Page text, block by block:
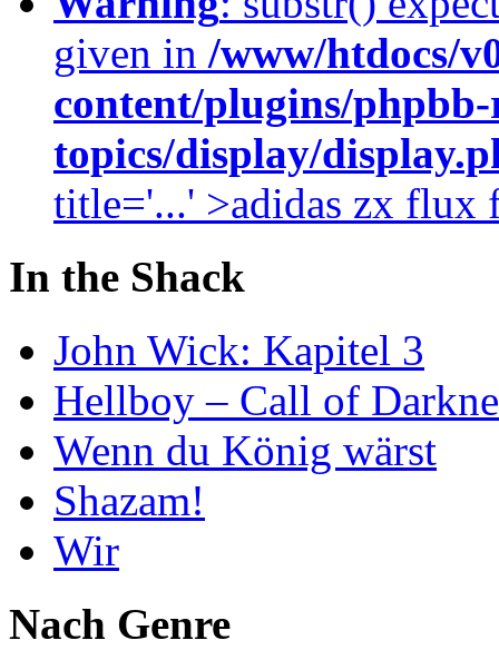
given in /www/htdocs/
content/plugins/phpbb-
topics/display/
title='...' >adidas zx flux
In the Shack
John Wick: Kapitel 3
Hellboy – Call of
Wenn du König wärst
Shazam!
Wir
Nach Genre